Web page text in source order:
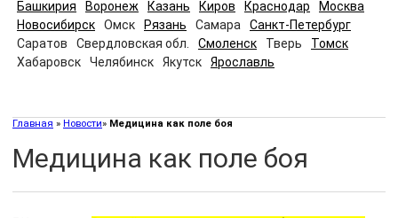
Башкирия Воронеж Казань Киров Краснодар
Москва
Новосибирск
Омск Рязань Самара
Санкт-Петербург
Саратов
Свердловская обл. Смоленск Тверь
Томск
Хабаровск
Челябинск Якутск Ярославль
Главная » Новости» Медицина как поле боя
Медицина как поле боя